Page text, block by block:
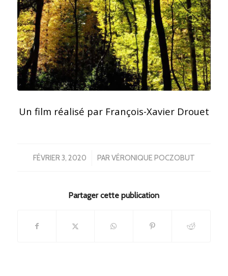
Un film réalisé par François-Xavier Drouet
FÉVRIER 3, 2020
/ PARVÉRONIQUE POCZOBUT
Partager cette publication